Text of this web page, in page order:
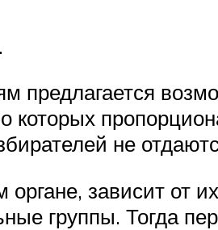
предлагается
которых
не
зависит от
группы. Тогда